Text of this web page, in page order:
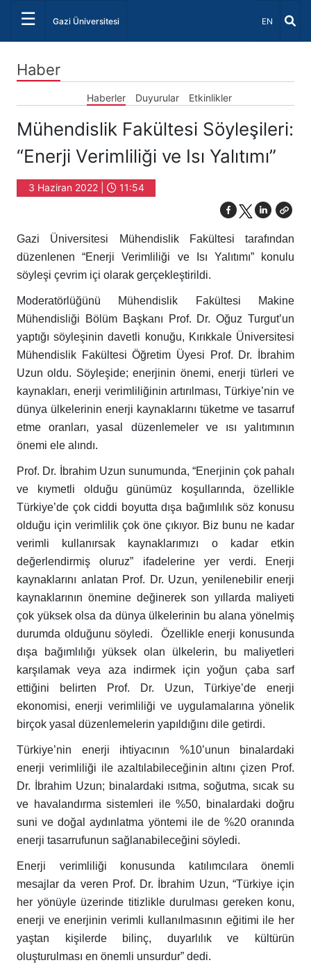
☰ Gazi Üniversitesi Dil Seçiniz
EN
Haber
Haberler Duyurular Etkinlikler
Mühendislik Fakültesi Söyleşileri:
“Enerji Verimliliği ve Isı Yalıtımı”
3 Haziran 2022 | 11:54
Gazi Üniversitesi Mühendislik Fakültesi tarafından
düzenlenen “Enerji Verimliliği ve Isı Yalıtımı” konulu
söyleşi çevrim içi olarak gerçekleştirildi.
Moderatörlüğünü Mühendislik Fakültesi Makine
Mühendisliği Bölüm Başkanı Prof. Dr. Oğuz Turgut’un
yaptığı söyleşinin davetli konuğu, Kırıkkale Üniversitesi
Mühendislik Fakültesi Öğretim Üyesi Prof. Dr. İbrahim
Uzun oldu. Söyleşide; enerjinin önemi, enerji türleri ve
kaynakları, enerji verimliliğinin artırılması, Türkiye’nin ve
dünya ülkelerinin enerji kaynaklarını tüketme ve tasarruf
etme oranları, yasal düzenlemeler ve ısı yalıtımının
önemi ele alındı.
Prof. Dr. İbrahim Uzun sunumunda, “Enerjinin çok pahalı
ve kıymetli olduğu günümüz koşullarında, özellikle
Türkiye’de çok ciddi boyutta dışa bağımlılık söz konusu
olduğu için verimlilik çok öne çıkıyor. Biz bunu ne kadar
verimli kullanırsak kaynaklarımızı o kadar etkin
değerlendirmiş oluruz” ifadelerine yer verdi. Enerji
kaynaklarını anlatan Prof. Dr. Uzun, yenilenebilir enerji
kaynaklarının önemine değinerek son yıllarda maliyeti
çok yüksek olsa da dünya ülkelerinin bu alana yönelmiş
durumda olduğunu söyledi. Özellikle enerji konusunda
dışa bağımlılığı yüksek olan ülkelerin, bu maliyetleri
karşılamak veya aza indirmek için yoğun çaba sarf
ettiğini belirten Prof. Dr. Uzun, Türkiye’de enerji
ekonomisi, enerji verimliliği ve uygulamalarına yönelik
birçok yasal düzenlemelerin yapıldığını dile getirdi.
Türkiye’nin enerji ihtiyacının %10’unun binalardaki
enerji verimliliği ile azaltılabileceğinin altını çizen Prof.
Dr. İbrahim Uzun; binalardaki ısıtma, soğutma, sıcak su
ve havalandırma sistemleri ile %50, binalardaki doğru
suni ve doğal aydınlatma yöntemi ile de %20 oranında
enerji tasarrufunun sağlanabileceğini söyledi.
Enerji verimliliği konusunda katılımcılara önemli
mesajlar da veren Prof. Dr. İbrahim Uzun, “Türkiye için
her yönüyle üzerinde titizlikle durulması gereken konu,
enerji ve enerjinin verimli kullanılmasının eğitimi ile her
yaştan kişilerde bilinç, duyarlılık ve kültürün
oluşturulması en önemli unsurdur” dedi.